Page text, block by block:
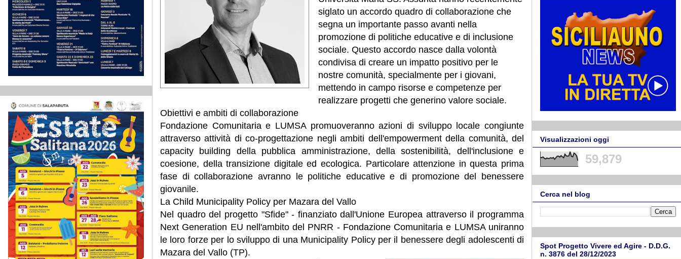
siglato un accordo quadro di collaborazione che
segna un importante passo avanti nella
promozione di politiche educative e di inclusione
sociale. Questo accordo nasce dalla volontà
condivisa di creare un impatto positivo per le
nostre comunità, specialmente per i giovani,
mettendo in campo risorse e competenze per
realizzare progetti che generino valore sociale.
Obiettivi e ambiti di collaborazione
Fondazione Comunitaria e LUMSA promuoveranno azioni di sviluppo locale congiunte
attraverso attività di co-progettazione negli ambiti dell'empowerment della comunità, del
capacity building della pubblica amministrazione, della sostenibilità, dell'inclusione e
coesione, della transizione digitale ed ecologica. Particolare attenzione in questa prima
fase di collaborazione avranno le politiche educative e di promozione del benessere
giovanile.
La Child Municipality Policy per Mazara del Vallo
Nel quadro del progetto "Sfide" - finanziato dall'Unione Europea attraverso il programma
Next Generation EU nell'ambito del PNRR - Fondazione Comunitaria e LUMSA uniranno
le loro forze per lo sviluppo di una Municipality Policy per il benessere degli adolescenti di
Mazara del Vallo (TP).
Visualizzazioni oggi
59,879
Cerca nel blog
Spot Progetto Vivere ed Agire - D.D.G.
n. 3876 del 28/12/2023